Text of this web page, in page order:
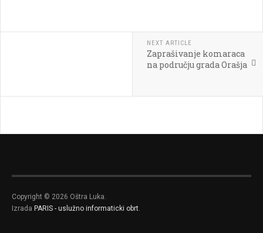
NEXT ARTICLE
Zaprašivanje komaraca
na području grada Orašja
Copyright © 2026 Oštra Luka.
Izrada PARIS - uslužno informaticki obrt.